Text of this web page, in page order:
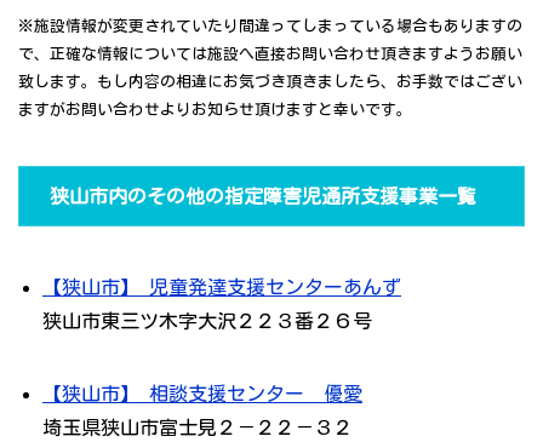
※施設情報が変更されていたり間違ってしまっている場合もありますの
で、正確な情報については施設へ直接お問い合わせ頂きますようお願い
致します。もし内容の相違にお気づき頂きましたら、お手数ではござい
ますがお問い合わせよりお知らせ頂けますと幸いです。
狭山市内のその他の指定障害児通所支援事業一覧
【狭山市】 児童発達支援センターあんず
狭山市東三ツ木字大沢２２３番２６号
【狭山市】 相談支援センター 優愛
埼玉県狭山市富士見２－２２－３２